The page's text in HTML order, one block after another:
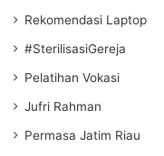
Rekomendasi Laptop
#SterilisasiGereja
Pelatihan Vokasi
Jufri Rahman
Permasa Jatim Riau